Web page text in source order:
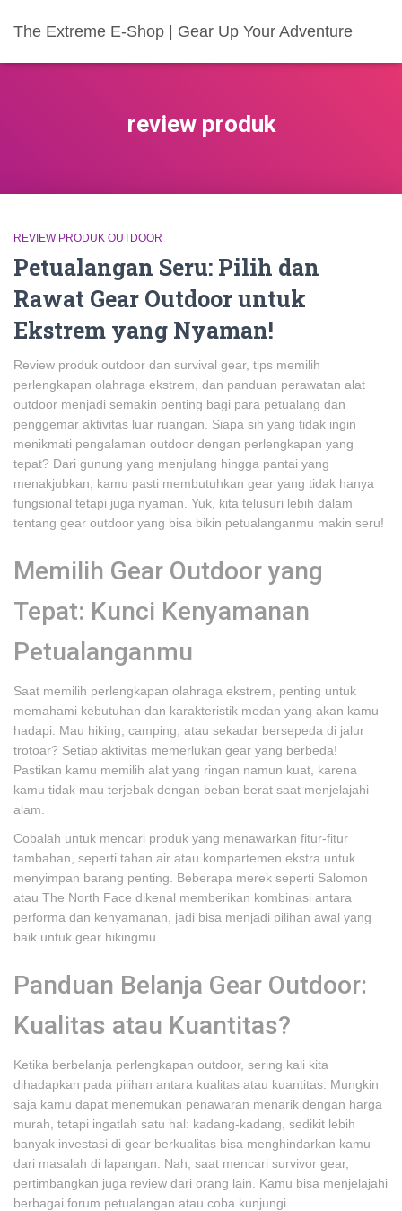
The Extreme E-Shop | Gear Up Your Adventure
review produk
REVIEW PRODUK OUTDOOR
Petualangan Seru: Pilih dan
Rawat Gear Outdoor untuk
Ekstrem yang Nyaman!
Review produk outdoor dan survival gear, tips memilih
perlengkapan olahraga ekstrem, dan panduan perawatan alat
outdoor menjadi semakin penting bagi para petualang dan
penggemar aktivitas luar ruangan. Siapa sih yang tidak ingin
menikmati pengalaman outdoor dengan perlengkapan yang
tepat? Dari gunung yang menjulang hingga pantai yang
menakjubkan, kamu pasti membutuhkan gear yang tidak hanya
fungsional tetapi juga nyaman. Yuk, kita telusuri lebih dalam
tentang gear outdoor yang bisa bikin petualanganmu makin seru!
Memilih Gear Outdoor yang
Tepat: Kunci Kenyamanan
Petualanganmu
Saat memilih perlengkapan olahraga ekstrem, penting untuk
memahami kebutuhan dan karakteristik medan yang akan kamu
hadapi. Mau hiking, camping, atau sekadar bersepeda di jalur
trotoar? Setiap aktivitas memerlukan gear yang berbeda!
Pastikan kamu memilih alat yang ringan namun kuat, karena
kamu tidak mau terjebak dengan beban berat saat menjelajahi
alam.
Cobalah untuk mencari produk yang menawarkan fitur-fitur
tambahan, seperti tahan air atau kompartemen ekstra untuk
menyimpan barang penting. Beberapa merek seperti Salomon
atau The North Face dikenal memberikan kombinasi antara
performa dan kenyamanan, jadi bisa menjadi pilihan awal yang
baik untuk gear hikingmu.
Panduan Belanja Gear Outdoor:
Kualitas atau Kuantitas?
Ketika berbelanja perlengkapan outdoor, sering kali kita
dihadapkan pada pilihan antara kualitas atau kuantitas. Mungkin
saja kamu dapat menemukan penawaran menarik dengan harga
murah, tetapi ingatlah satu hal: kadang-kadang, sedikit lebih
banyak investasi di gear berkualitas bisa menghindarkan kamu
dari masalah di lapangan. Nah, saat mencari survivor gear,
pertimbangkan juga review dari orang lain. Kamu bisa menjelajahi
berbagai forum petualangan atau coba kunjungi